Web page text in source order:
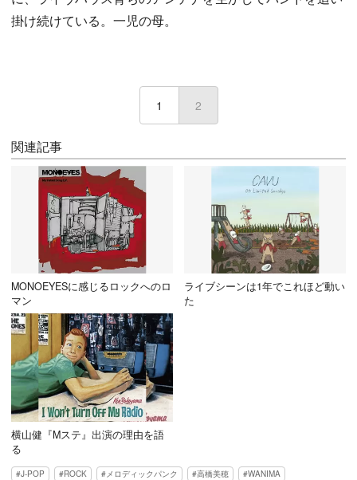
掛け続けている。一児の母。
1 2
関連記事
MONOEYESに感じるロックへのロ
マン
ライブシーンは1年でこれほど動い
た
横山健『Mステ』出演の理由を語
る
J-POP ROCK メロディックパンク 高橋美穂
WANIMA